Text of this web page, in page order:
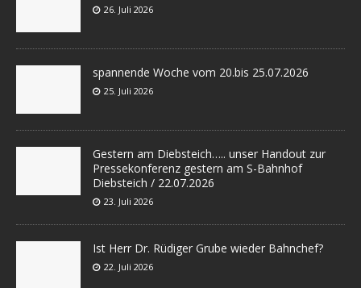
26. Juli 2026
spannende Woche vom 20.bis 25.07.2026
25. Juli 2026
Gestern am Diebsteich….. unser Handout zur
Pressekonferenz gestern am S-Bahnhof
Diebsteich / 22.07.2026
23. Juli 2026
Ist Herr Dr. Rüdiger Grube wieder Bahnchef?
22. Juli 2026